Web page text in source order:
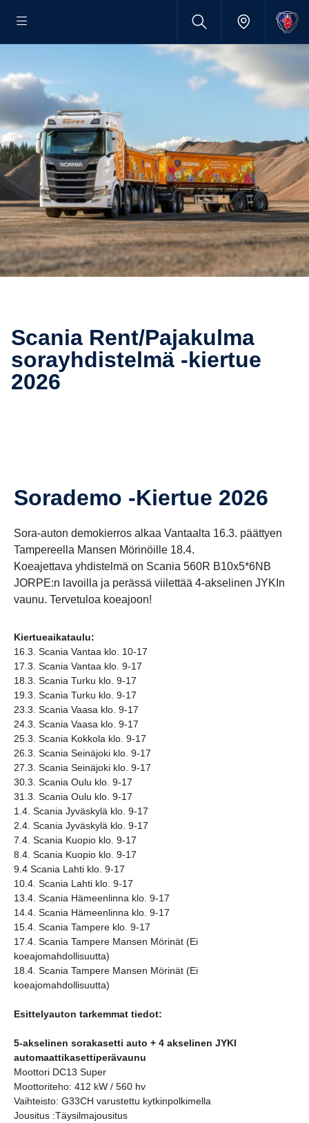
Scania Rent/Pajakulma
sorayh­dis­telmä -​kiertue
2026
Sorademo -​Kiertue 2026
Sora-auton demokierros alkaa Vantaalta 16.3. päättyen
Tampereella Mansen Mörinöille 18.4.
Koeajettava yhdistelmä on Scania 560R B10x5*6NB
JORPE:n lavoilla ja perässä viilettää 4-akselinen JYKIn
vaunu. Tervetuloa koeajoon!
Kiertueaikataulu:
16.3. Scania Vantaa klo. 10-17
17.3. Scania Vantaa klo. 9-17
18.3. Scania Turku klo. 9-17
19.3. Scania Turku klo. 9-17
23.3. Scania Vaasa klo. 9-17
24.3. Scania Vaasa klo. 9-17
25.3. Scania Kokkola klo. 9-17
26.3. Scania Seinäjoki klo. 9-17
27.3. Scania Seinäjoki klo. 9-17
30.3. Scania Oulu klo. 9-17
31.3. Scania Oulu klo. 9-17
1.4. Scania Jyväskylä klo. 9-17
2.4. Scania Jyväskylä klo. 9-17
7.4. Scania Kuopio klo. 9-17
8.4. Scania Kuopio klo. 9-17
9.4 Scania Lahti klo. 9-17
10.4. Scania Lahti klo. 9-17
13.4. Scania Hämeenlinna klo. 9-17
14.4. Scania Hämeenlinna klo. 9-17
15.4. Scania Tampere klo. 9-17
17.4. Scania Tampere Mansen Mörinät (Ei
koeajomahdollisuutta)
18.4. Scania Tampere Mansen Mörinät (Ei
koeajomahdollisuutta)
Esittelyauton tarkemmat tiedot:
5-akselinen sorakasetti auto + 4 akselinen JYKI
automaattikasettiperävaunu
Moottori DC13 Super
Moottoriteho: 412 kW / 560 hv
Vaihteisto: G33CH varustettu kytkinpolkimella
Jousitus :Täysilmajousitus